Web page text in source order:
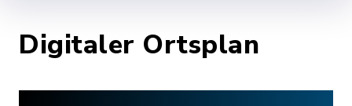
Digitaler Ortsplan